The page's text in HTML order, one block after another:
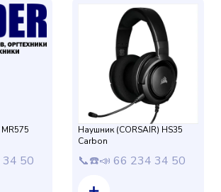
50
Наушник (CORSAIR) HS35
Carbon
📞☎️📣 66 234 34 50